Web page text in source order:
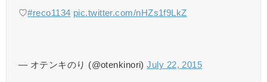
♡#reco1134 pic.twitter.com/nHZs1f9LkZ
— オテンキのり (@otenkinori)July 22, 2015